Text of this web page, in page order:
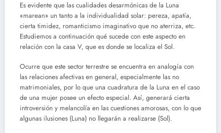
Es evidente que las cualidades desarmónicas de la Luna
«marean» un tanto a la individualidad solar: pereza, apatía,
cierta timidez, romanticismo imaginativo que no aterriza, etc.
Estudiemos a continuación qué sucede con este aspecto en
relación con la casa V, que es donde se localiza el Sol.
Ocurre que este sector terrestre se encuentra en analogía con
las relaciones afectivas en general, especialmente las no
matrimoniales, por lo que una cuadratura de la Luna en el caso
de una mujer posee un efecto especial. Así, generará cierta
introversión y melancolía en las cuestiones amorosas, con lo que
algunas ilusiones (Luna) no llegarán a realizarse (Sol).